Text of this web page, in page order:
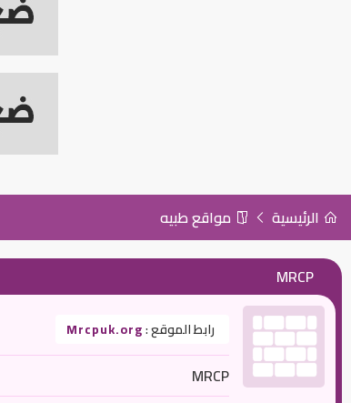
الرئيسية مواقع طبيه
رابط الموقع :Mrcpuk.org
MRCP